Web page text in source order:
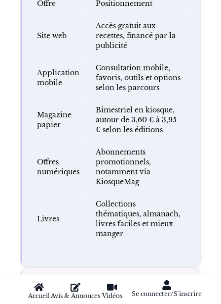
AccueilAvis & Annonces Vidéos Se connecter/S'inscrire
Offre Positionnement
Site web
Accès gratuit aux
recettes, financé par la
publicité
Application
mobile
Consultation mobile,
favoris, outils et options
selon les parcours
Magazine
papier
Bimestriel en kiosque,
autour de 3,60 € à 3,95
€ selon les éditions
Offres
numériques
Abonnements
promotionnels,
notamment via
KiosqueMag
Livres
Collections
thématiques, almanach,
livres faciles et mieux
manger
SPÉCIFICITÉS ET FACTEURS
DISTINCTIFS